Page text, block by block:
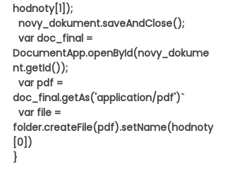
hodnoty[1]);
  novy_dokument.saveAndClose();
DocumentApp.openById(novy_dokume
nt.getId());
doc_final.getAs('application/pdf')`
folder.createFile(pdf).setName(hodnoty
[0])
}